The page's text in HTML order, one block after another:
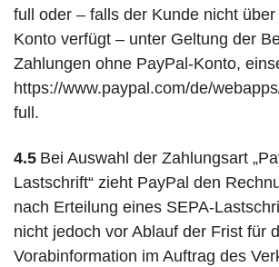
full oder – falls der Kunde nicht
Konto verfügt – unter Geltung der
Zahlungen ohne PayPal-Konto,
https://www.paypal.com/de/
full.
4.5 Bei Auswahl der Zahlungsart
Lastschrift“ zieht PayPal den
nach Erteilung eines SEPA-
nicht jedoch vor Ablauf der Frist für
Vorabinformation im Auftrag des